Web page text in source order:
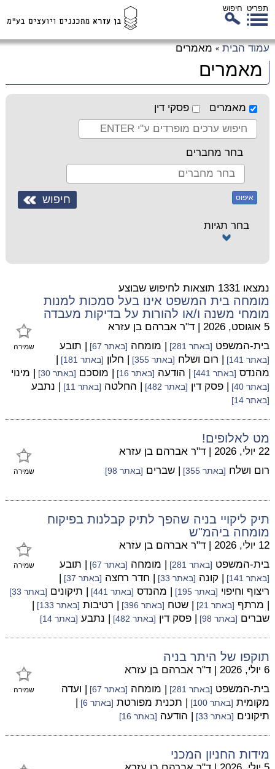
תפריט חיפוש
עמוד הבית » מאמרים
מאמרים
מאמרים פסקי דין
בחר מחברים
איפוס
בחר תגיות
נמצאו 1331 תוצאות לחיפוש שבוצע
מומחה בית המשפט אינו בעל סמכות למנות
מומחי משנה ו/או להורות על בדיקות מעבדה
שמירה
5 אוגוסט, 2026 | ד"ר אברהם בן עזרא
בית-המשפט [באתר 281] | מומחה [באתר 67] | תובע
[באתר 141] | רום ושלח [באתר 355] | חלון [באתר 181]
|
מהנדס [באתר 441] | הודעה [באתר 16] | מוסכם [באתר 30] | מינוי
[באתר 40] | פסק דין [באתר 482] | החלטה [באתר 11] | נתבע
[באתר 14]
מט לאלופים!
שמירה
22 יולי, 2026 | ד"ר אברהם בן עזרא
רום ושלח [באתר 355] | שברים [באתר 98]
תיק ליקויי בניה שהפך לתיק קבלנות בפיקוח
מומחה ביהמ"ש
שמירה
12 יולי, 2026 | ד"ר אברהם בן עזרא
בית-המשפט [באתר 281] | מומחה [באתר 67] | תובע
[באתר 141] | קונה [באתר 33] | חדר רחצה [באתר 37]
|
ריצוף וחיפוי [באתר 195] | מהנדס [באתר 441] | תיקונים [באתר 33]
| מרתף [באתר 21] | שטח [באתר 396] | רטיבות [באתר 133]
|
שברים [באתר 98] | פסק דין [באתר 482] | נתבע [באתר 14]
תוקפו של היתר בניה
שמירה
6 יולי, 2026 | ד"ר אברהם בן עזרא
בית-המשפט [באתר 281] | מומחה [באתר 67]
| ועדה
מקומית [באתר 100] | תכנית מפורטת [באתר 6]
|
תיקונים [באתר 33] | הודעה [באתר 16]
מידות החניון המכני